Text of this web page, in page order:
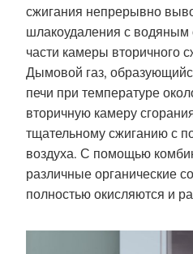
сжигания непрерывно
шлакоудаления с
части камеры вторичного
Дымовой газ,
печи при температуре
вторичную камеру
тщательному сжиганию с
воздуха. С помощью
различные органические
полностью окисляются и